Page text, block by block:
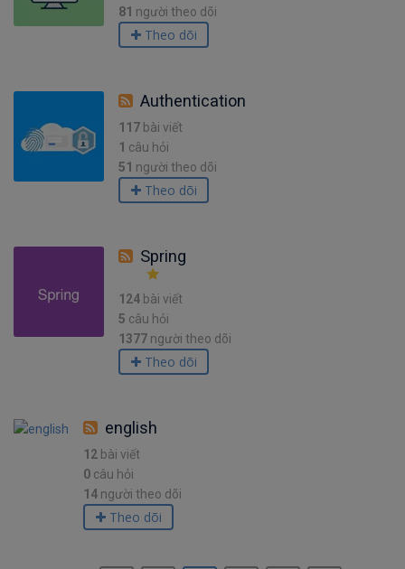
81 người theo dõi
Theo dõi
Authentication
117 bài viết
1 câu hỏi
51 người theo dõi
Theo dõi
Spring
124 bài viết
5 câu hỏi
1377 người theo dõi
Theo dõi
english
12 bài viết
0 câu hỏi
14 người theo dõi
Theo dõi